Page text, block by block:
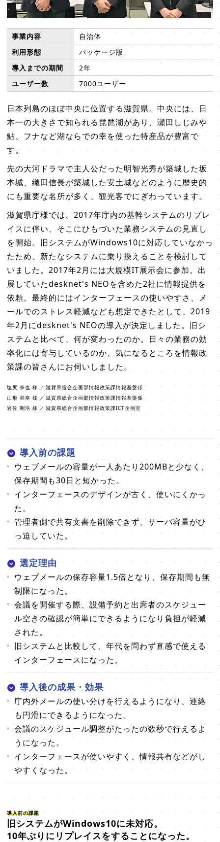
事業内容
自治体
利用形態
パッケージ版
導入までの期間
2年
ユーザー数
7000ユーザー
日本列島のほぼ中央に位置する滋賀県。中央には、日
本一の大きさで知られる琵琶湖があり、瀬田しじみや
鮎、フナなど湖ならでの幸を使った特産品が豊富で
す。
先の大河ドラマで主人公だった明智光秀が築城した坂
本城、織田信長が築城した安土城などのように歴史的
にも重要な名所が多く、観光客でにぎわっています。
滋賀県庁様では、2017年庁内の基幹システムのリプレ
イスに伴い、そこにひもづいた業務システムの見直し
を開始。旧システムがWindows10に対応していなかっ
たため、新たなシステムに乗り換えることを検討して
いました。2017年2月には大規模IT展示会に参加。出
展していたdesknet's NEOを含めた2社に情報提供を
依頼。最終的にはインターフェースの使いやすさ、メ
ールでのストレス軽減なども想定できたとして、2019
年2月にdesknet's NEOの導入が決定しました。旧シ
ステムと比べて、何が変わったのか。日々の業務の効
率化には寄与しているのか、気になるところを情報政
策課の皆さんにお伺いしました。
塩尻 拳也 様 ／ 滋賀県総合企画部情報政策課情報基盤係
山形 和幸 様 ／ 滋賀県総合企画部情報政策課情報基盤係
岩佐 剛浩 様 ／ 滋賀県総合企画部情報政策課ICT企画室
導入前の課題
ウェブメールの容量が一人あたり200MBと少なく、
保存期間も30日と短かった。
インターフェースのデザインが古く、使いにくかっ
た。
管理者側で共有文書を削除できず、サーバ容量がひ
っ迫していた。
選定理由
ウェブメールの保存容量1.5倍となり、保存期間も無
制限になった。
会議を開催する際、設備予約と出席者のスケジュー
ル空きの確認が簡単にできるようになり負担が軽減
された。
旧システムと比較して、年代を問わず直感で使える
インターフェースになった。
導入後の成果・効果
庁内外メールの使い分けを行えるようになり、連絡
も円滑にできるようになった。
会議のスケジュール調整がたったの数秒で行えるよ
うになった。
インターフェースが使いやすく、情報共有などがし
やすくなった。
導入前の課題
旧システムがWindows10に未対応。
10年ぶりにリプレイスをすることになった。